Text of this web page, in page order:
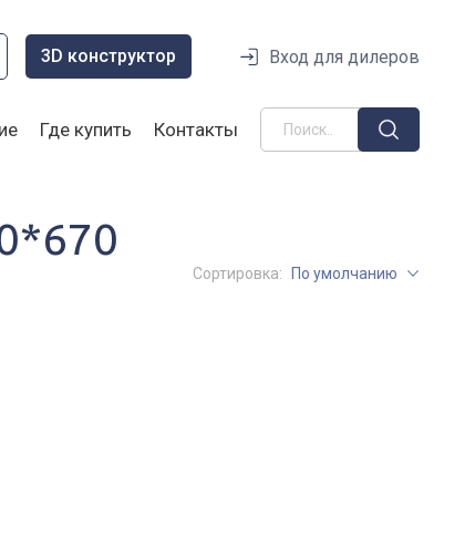
3D конструктор Вход для дилеров
Где купить Контакты
Сортировка: По умолчанию